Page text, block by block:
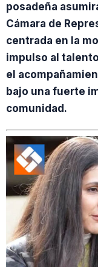
posadeña
Cámara de
centrada en la
impulso al
el
bajo una fuerte
comunidad.